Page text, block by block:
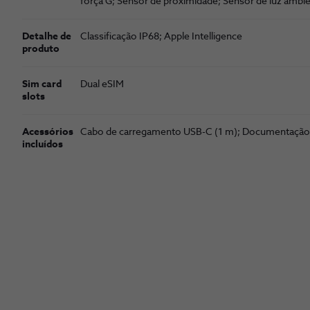
Detalhe de
produto
Classificação IP68; Apple Intelligence
Sim card
slots
Dual eSIM
Acessórios
incluídos
Cabo de carrega­mento USB-C (1 m); Documentação